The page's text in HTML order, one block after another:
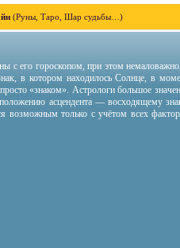
(Руны, Таро, Шар судьбы…)
с его гороскопом, при этом
в котором находилось Солнце, в
«знаком». Астрологи большое
асцендента — восходящему
возможным только с учётом всех